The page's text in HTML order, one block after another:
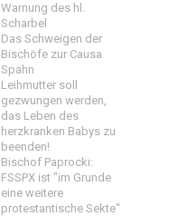
Warnung des hl.
Scharbel
Das Schweigen der
Bischöfe zur Causa
Spahn
Leihmutter soll
gezwungen werden,
das Leben des
herzkranken Babys zu
beenden!
Bischof Paprocki:
FSSPX ist "im Grunde
eine weitere
protestantische Sekte"